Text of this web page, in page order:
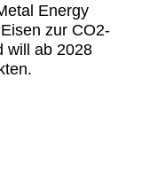
Energy
zur CO2-
will ab 2028